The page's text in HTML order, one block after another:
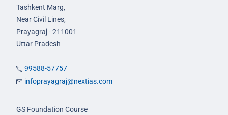
Tashkent Marg,
Near Civil Lines,
Prayagraj - 211001
Uttar Pradesh
99588-57757
infoprayagraj@nextias.com
GS Foundation Course